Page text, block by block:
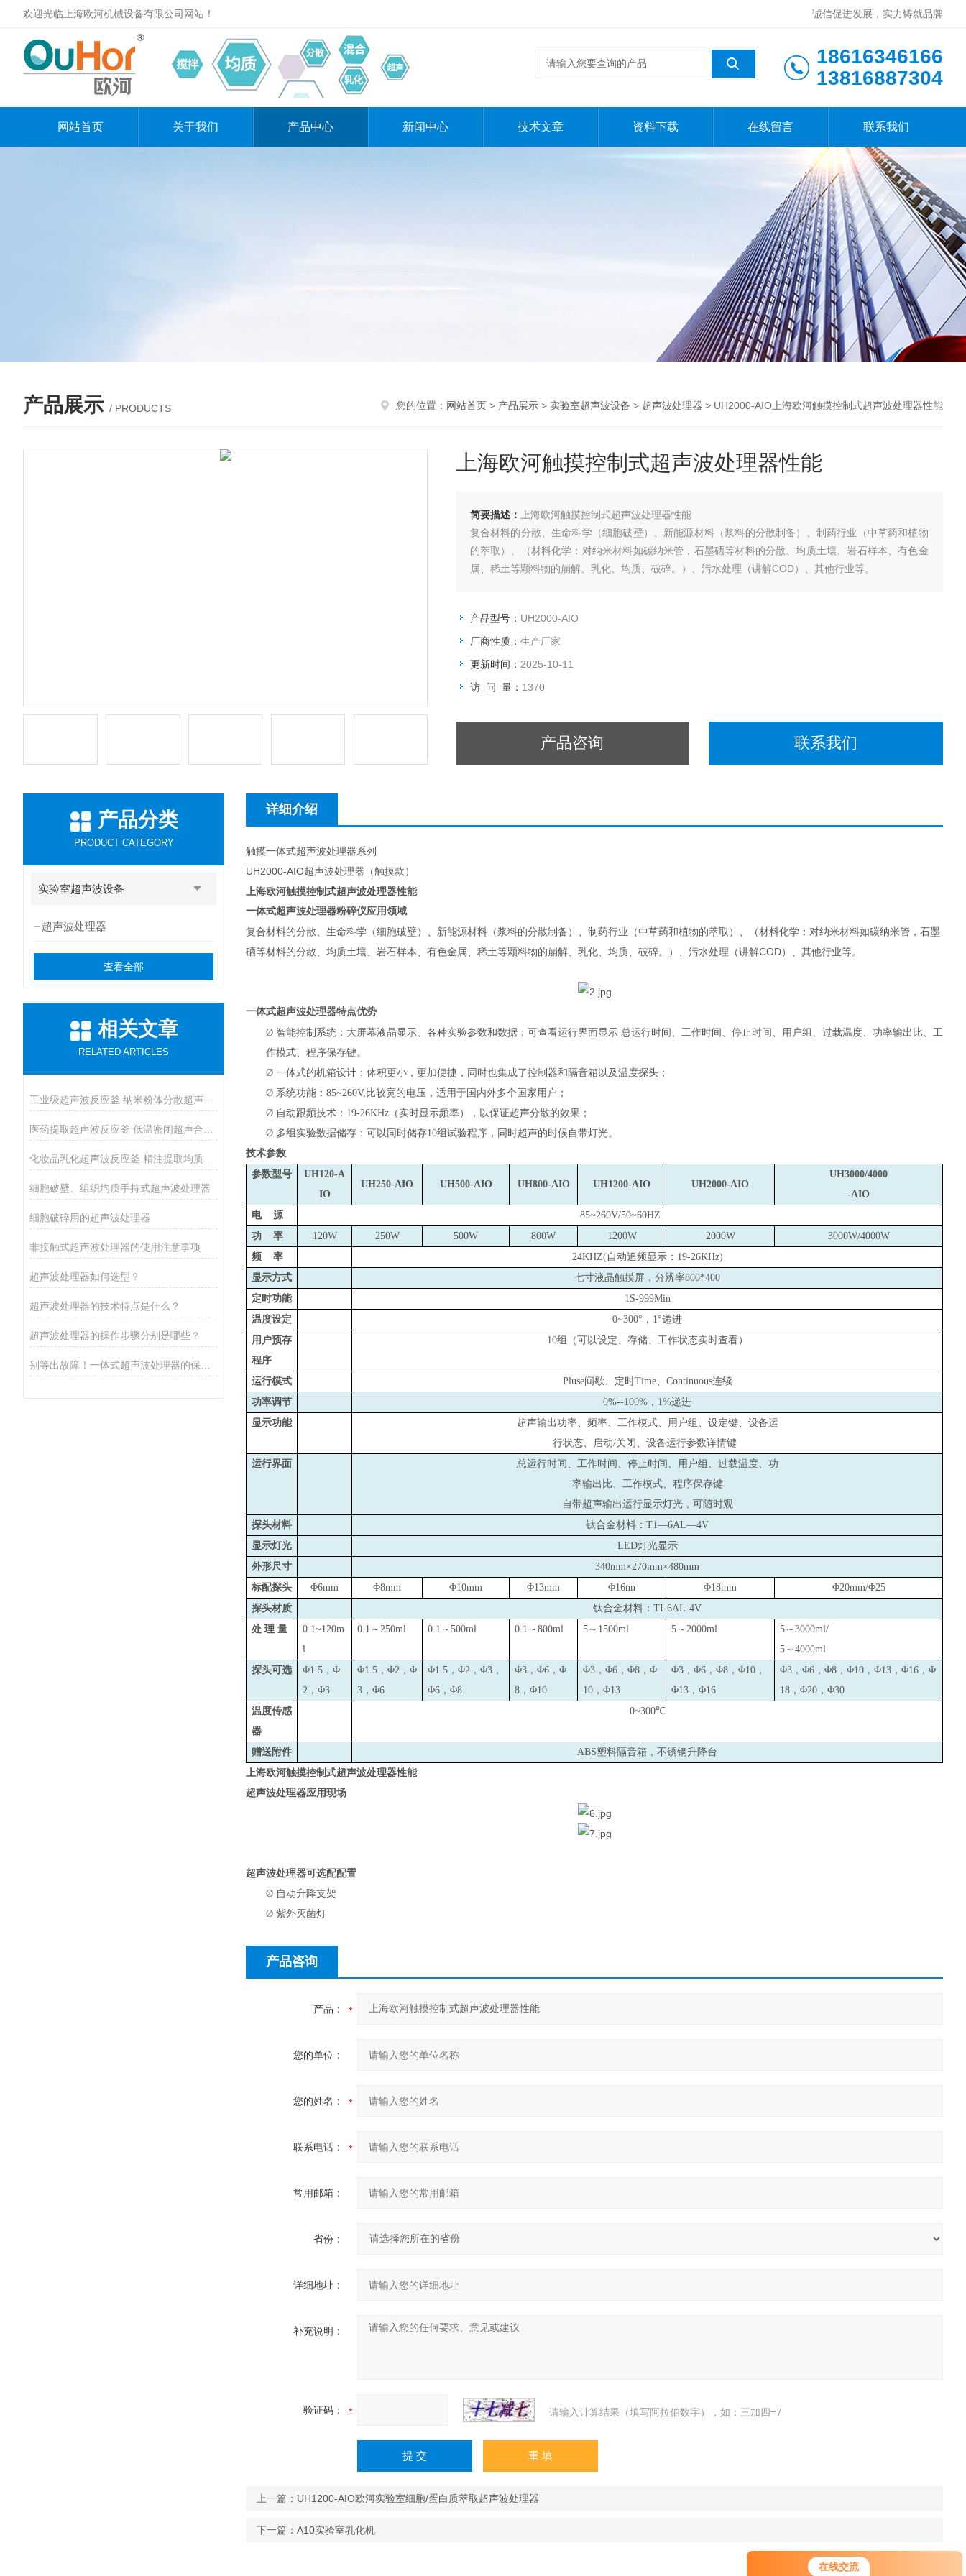
在线交流
欢迎光临上海欧河机械设备有限公司网站！ 诚信促进发展，实力铸就品牌
18616346166
13816887304
网站首页 关于我们 产品中心 新闻中心 技术文章 资料下载 在线留言 联系我们
产品展示 / PRODUCTS 您的位置： 网站首页 > 产品展示 > 实验室超声波设备 > 超声波处理器 > UH2000-AIO上海欧河触摸控制式超声波处理器性能
上海欧河触摸控制式超声波处理器性能
简要描述：
上海欧河触摸控制式超声波处理器性能
复合材料的分散、生命科学（细胞破壁）、新能源材料（浆料的分散制备）、制药行业（中草药和植物
的萃取）、（材料化学：对纳米材料如碳纳米管，石墨硒等材料的分散、均质土壤、岩石样本、有色金
属、稀土等颗料物的崩解、乳化、均质、破碎。）、污水处理（讲解COD）、其他行业等。
产品型号： UH2000-AIO
厂商性质： 生产厂家
更新时间： 2025-10-11
访 问 量： 1370
产品咨询 联系我们
产品分类
PRODUCT CATEGORY
实验室超声波设备
超声波处理器
查看全部
相关文章
RELATED ARTICLES
细胞破壁、组织均质手持式超声波处理器
细胞破碎用的超声波处理器
非接触式超声波处理器的使用注意事项
超声波处理器如何选型？
超声波处理器的技术特点是什么？
超声波处理器的操作步骤分别是哪些？
详细介绍
触摸一体式超声波处理器系列
UH2000-AIO超声波处理器（触摸款）
上海欧河触摸控制式超声波处理器性能
一体式超声波处理器粉碎仪应用领域
复合材料的分散、生命科学（细胞破壁）、新能源材料（浆料的分散制备）、制药行业（中草药和植物的萃取）、（材料化学：对纳米材料如碳纳米管，石墨
硒等材料的分散、均质土壤、岩石样本、有色金属、稀土等颗料物的崩解、乳化、均质、破碎。）、污水处理（讲解COD）、其他行业等。
一体式超声波处理器特点优势
Ø 智能控制系统：大屏幕液晶显示、各种实验参数和数据； 可查看运行界面显示 总运行时间、工作时间、停止时间、用户组、过载温度、功率输出比、工
作模式、程序保存键。
Ø 一体式的机箱设计：体积更小，更加便捷，同时也集成了控制器和隔音箱以及温度探头；
Ø 系统功能：85~260V,比较宽的电压，适用于国内外多个国家用户；
Ø 自动跟频技术：19-26KHz（实时显示频率），以保证超声分散的效果；
Ø 多组实验数据储存：可以同时储存10组试验程序，同时超声的时候自带灯光。
技术参数
参数型号
UH120-A
IO
UH250-AIO UH500-AIO UH800-AIO UH1200-AIO UH2000-AIO
UH3000/4000
-AIO
电 源
85~260V/50~60HZ
功 率
120W 250W 500W 800W 1200W 2000W
3000W/4000W
频 率
24KHZ( 自动追频显示： 19-26KHz)
显示方式
七寸液晶触摸屏，分辨率800*400
定时功能
1S-999Min
温度设定
0~300°，1°递进
用户预存
程序
10组（可以设定、存储、工作状态实时查看）
运行模式 Pluse间歇、定时Time、Continuous连续
功率调节
0%--100% ，1%递进
显示功能
超声输出功率、频率、工作模式、用户组、设定键、设备运
行状态、启动/关闭、设备运行参数详情键
运行界面
总运行时间、工作时间、停止时间、用户组、过载温度、功
率输出比、工作模式、程序保存键
自带超声输出运行显示灯光，可随时观
探头材料
钛合金材料：T1—6AL—4V
显示灯光
LED灯光显示
外形尺寸
340mm×270mm×480mm
标配探头
Φ6mm Φ8mm Φ10mm Φ13mm Φ16nn Φ18mm
Φ20mm/Φ25
探头材质
钛合金材料：TI-6AL-4V
处 理 量
0.1~120m
l
0.1 ～250ml 0.1 ～500ml 0.1 ～800ml 5 ～1500ml 5 ～2000ml 5 ～3000ml/
5 ～4000ml
探头可选
Φ1.5，Φ
2，Φ3
Φ1.5，Φ2，Φ
3，Φ6
Φ1.5，Φ2，Φ3，
Φ6，Φ8
Φ3，Φ6，Φ
8，Φ10
Φ3，Φ6，Φ8，Φ
10，Φ13
Φ3，Φ6，Φ8，Φ10，
Φ13，Φ16
Φ3，Φ6，Φ8，Φ10，Φ13，Φ16，Φ
18，Φ20，Φ30
温度传感
器
0~300℃
赠送附件 ABS塑料隔音箱，不锈钢升降台
上海欧河触摸控制式超声波处理器性能
超声波处理器应用现场
超声波处理器可选配配置
Ø 自动升降支架
Ø 紫外灭菌灯
产品咨询
产品：
您的单位：
您的姓名：
联系电话：
常用邮箱：
省份：
详细地址：
补充说明：
验证码： 请输入计算结果（填写阿拉伯数字），如：三加四=7
上一篇： UH1200-AIO欧河实验室细胞/蛋白质萃取超声波处理器
下一篇： A10实验室乳化机